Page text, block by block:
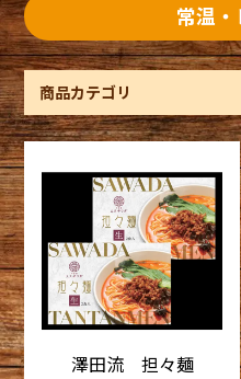
常温
商品カテゴリ
澤田流 担々麺